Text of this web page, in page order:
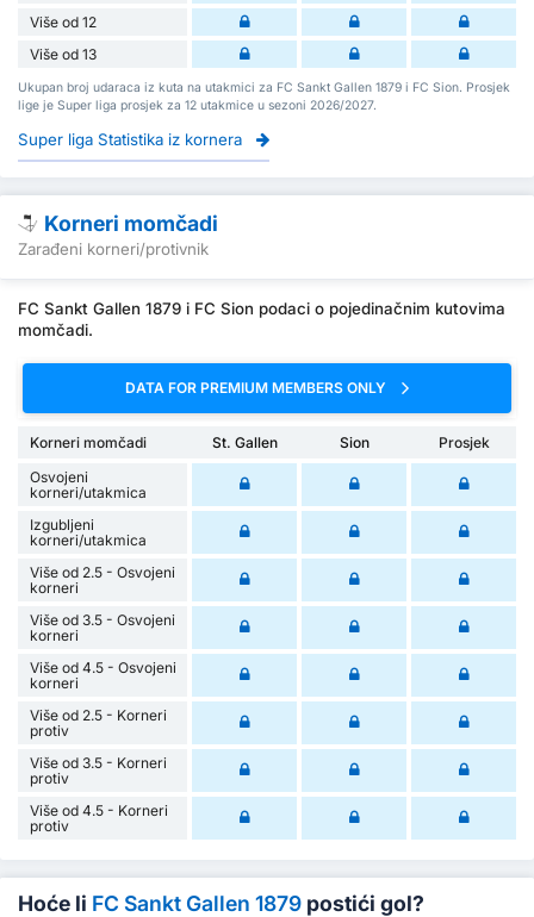
Više od 12
Više od 13
Ukupan broj udaraca iz kuta na utakmici za FC Sankt Gallen 1879 i FC Sion. Prosjek
lige je Super liga prosjek za 12 utakmice u sezoni 2026/2027.
Super liga Statistika iz kornera
Korneri momčadi
Zarađeni korneri/protivnik
FC Sankt Gallen 1879 i FC Sion podaci o pojedinačnim kutovima
momčadi.
DATA FOR PREMIUM MEMBERS ONLY
Korneri momčadi St. Gallen Sion
Prosjek
Osvojeni
korneri/utakmica
Izgubljeni
korneri/utakmica
Više od 2.5 - Osvojeni
korneri
Više od 3.5 - Osvojeni
korneri
Više od 4.5 - Osvojeni
korneri
Više od 2.5 - Korneri
protiv
Više od 3.5 - Korneri
protiv
Više od 4.5 - Korneri
protiv
Hoće li FC Sankt Gallen 1879 postići gol?